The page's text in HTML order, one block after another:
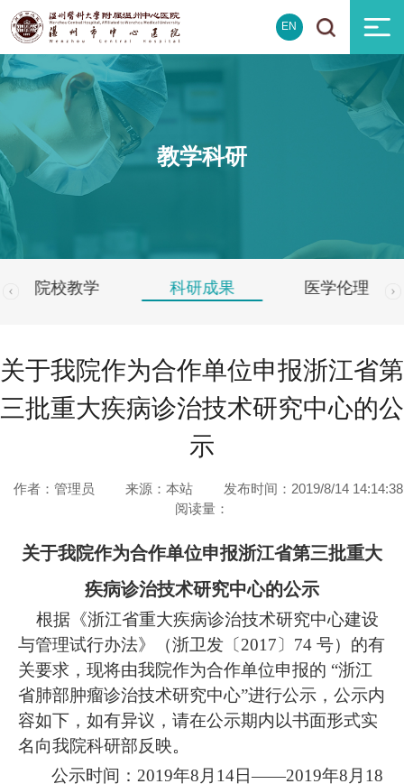
EN
教学科研
院校教学 科研成果 医学伦理
关于我院作为合作单位申报浙江省第
三批重大疾病诊治技术研究中心的公
示
作者：管理员 来源：本站
发布时间：2019/8/14 14:14:38
阅读量：
关于我院作为合作单位申报浙江省第三批重大
疾病诊治技术研究中心的公示
根据《浙江省重大疾病诊治技术研究中心建设
与管理试行办法》 （浙卫发 〔2017〕 74 号） 的有
关要求 ，现将由我院作为合作单位申报的 “浙江
省肺部肿瘤诊治技术研究中心”进行公示，公示内
容如下， 如有异议，请在公示期内以书面形式实
名向我院科研部反映。
公示时间： 2019年8月 14日——2019年8月 18